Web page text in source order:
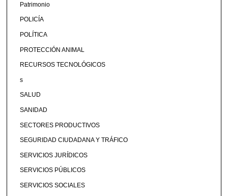
Patrimonio
POLICÍA
POLÍTICA
PROTECCIÓN ANIMAL
RECURSOS TECNOLÓGICOS
s
SALUD
SANIDAD
SECTORES PRODUCTIVOS
SEGURIDAD CIUDADANA Y TRÁFICO
SERVICIOS JURÍDICOS
SERVICIOS PÚBLICOS
SERVICIOS SOCIALES